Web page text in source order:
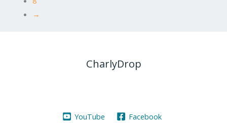
→
CharlyDrop
YouTube
Facebook